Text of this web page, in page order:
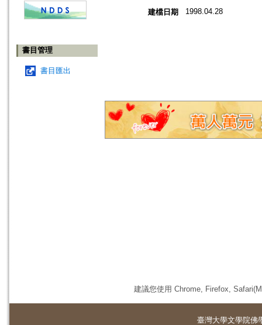
書目管理
書目匯出
建檔日期 1998.04.28
建議您使用 Chrome, Firefox,
臺灣大學文學院佛